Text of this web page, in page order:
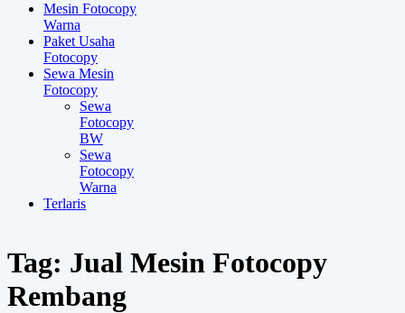
Mesin Fotocopy
Warna
Paket Usaha
Fotocopy
Sewa Mesin
Fotocopy
Sewa
Fotocopy
BW
Sewa
Fotocopy
Warna
Terlaris
Tag: Jual Mesin Fotocopy
Rembang